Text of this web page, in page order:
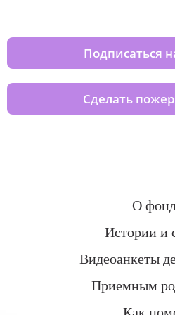
Подписаться
Сделать
О
Истории и
Видеоанкеты
Приемным